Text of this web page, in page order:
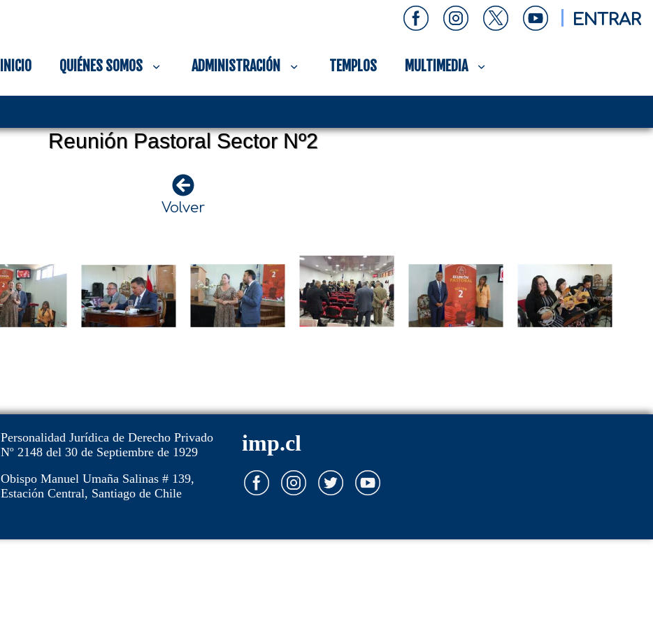
ENTRAR
INICIO QUIÉNES SOMOS ADMINISTRACIÓN TEMPLOS MULTIMEDIA
Reunión Pastoral Sector Nº2
Volver
Personalidad Jurídica de Derecho Privado
Nº 2148 del 30 de Septiembre de 1929
Obispo Manuel Umaña Salinas # 139,
Estación Central, Santiago de Chile
imp.cl